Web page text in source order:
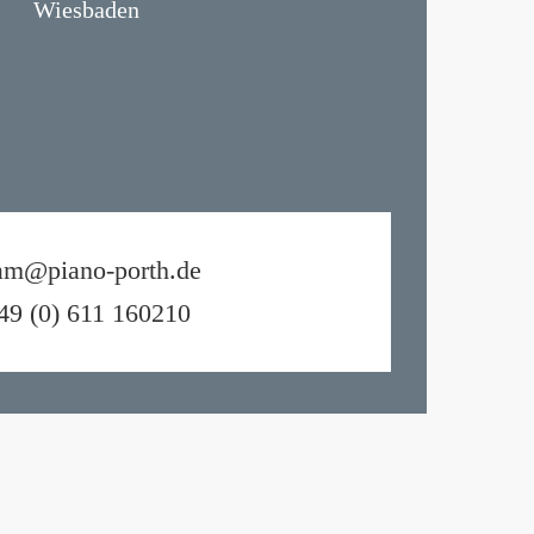
Wiesbaden
porth.de
(0) 611 160210